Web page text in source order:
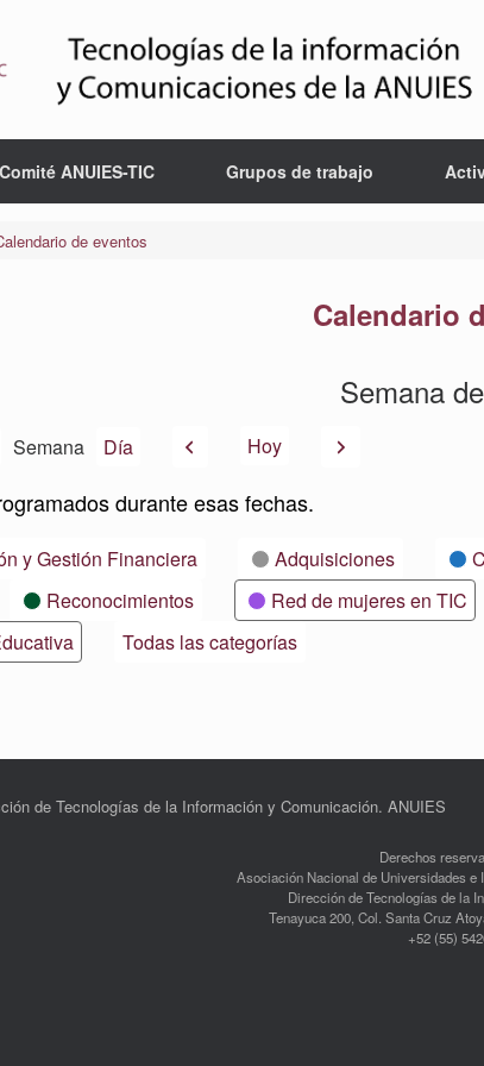
Comité ANUIES-TIC Grupos de trabajo
de eventos
Calendario
Semana
Semana Día AnteriorHoy Siguiente
durante esas fechas.
y Gestión Financiera Adquisiciones
Reconocimientos Red de mujeres en TIC
Todas las categorías
de Tecnologías de la Información y Comunicación. ANUIES
Derechos
Asociación Nacional de Universidades
Dirección de Tecnologías de la
Tenayuca 200, Col. Santa Cruz
+52 (55)